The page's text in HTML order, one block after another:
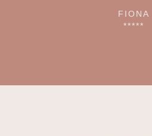
FIONA
*****